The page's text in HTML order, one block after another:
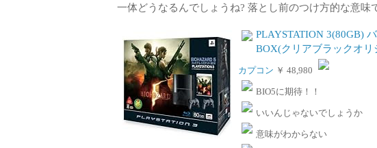
一体どうなるんでしょうね? 落とし前のつけ方的な意味
PLAYSTATION 3(80GB)
BOX(クリアブラックオリ
カプコン ￥ 48,980
BIO5に期待！！
いいんじゃないでしょうか
意味がわからない